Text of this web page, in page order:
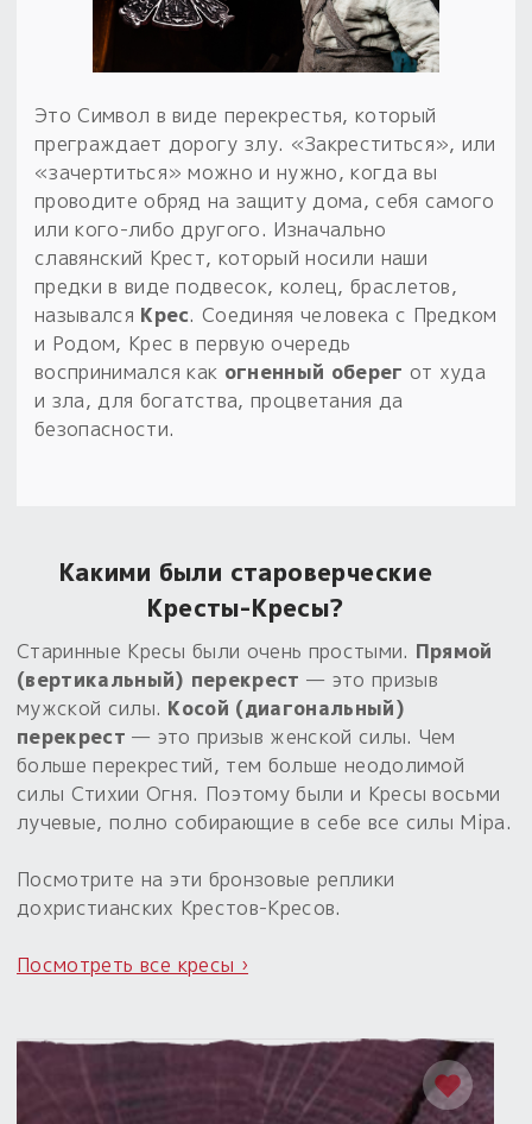
Обрядовые предметы
Готовые заговоры и обряды
Сундучок
Об авторе и издательстве
Наборы для книг
Электронные книги
Гадание он-лайн
30 вариантов раскладов по системе Рез Рода:
Предметы
Магические наборы
Для алтаря
Расходные материалы
С чего начать?
Новые книги
в лавке!
«Резы Рода. Нежиты» и «Резы
Рода.Духи-Хозяева» с колодами
толковники со значениями, раскладами,
толкованиями колод
Пыльный сундучок
большое обновление
Товары со скидкой
Новинки
Товары недели
Безоплатная доставка
на заказ от 4 тыс. руб. со скидкой
Оберег в подарок
к заказу от 3 тыс. руб.
Это Символ в виде перекрестья, который
преграждает дорогу злу. «Закреститься», или
«зачертиться» можно и нужно, когда вы
проводите обряд на защиту дома, себя самого
или кого-либо другого. Изначально
славянский Крест, который носили наши
предки в виде подвесок, колец, браслетов,
назывался Крес. Соединяя человека с Предком
и Родом, Крес в первую очередь
воспринимался как огненный оберег от худа
и зла, для богатства, процветания да
безопасности.
Какими были староверческие
Кресты-Кресы?
Старинные Кресы были очень простыми. Прямой
(вертикальный) перекрест — это призыв
мужской силы. Косой (диагональный)
перекрест — это призыв женской силы. Чем
больше перекрестий, тем больше неодолимой
силы Стихии Огня. Поэтому были и Кресы восьми
лучевые, полно собирающие в себе все силы Мiра.
Посмотрите на эти бронзовые реплики
дохристианских Крестов-Кресов.
Посмотреть все кресы ›